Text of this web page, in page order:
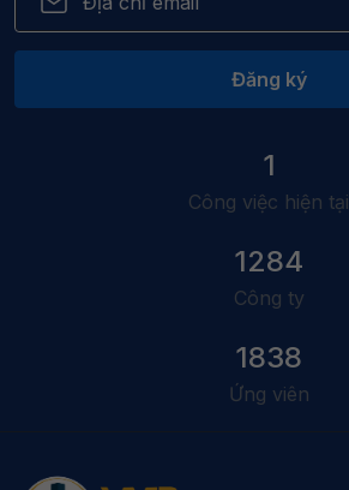
Đăng ký
1
Công việc hiện tại
1284
Công ty
1838
Ứng viên